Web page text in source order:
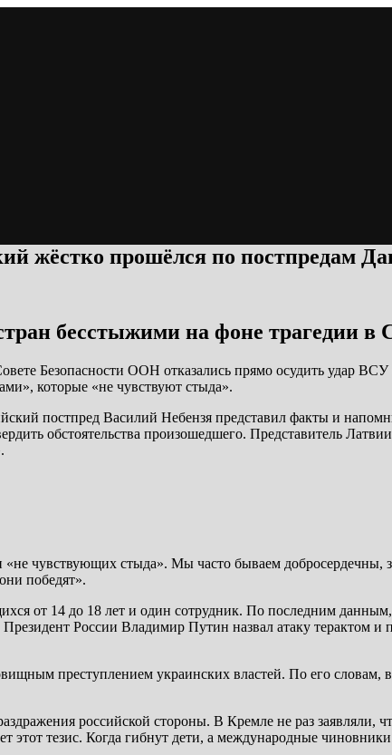
жёстко прошёлся по постпредам
бесстыжими на фоне трагедии в
Безопасности ООН отказались прямо осудить удар
которые «не чувствуют стыда».
постпред Василий Небензя представил факты и
обстоятельства произошедшего. Представитель
чувствующих стыда». Мы часто бываем
победят».
от 14 до 18 лет и один сотрудник. По последним
России Владимир Путин назвал атаку терактом
преступлением украинских властей. По его словам,
российской стороны. В Кремле не раз заявляли,
тезис. Когда гибнут дети, а международные